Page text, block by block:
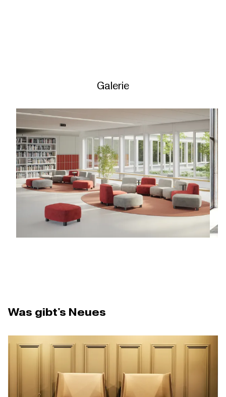
Galerie
Was gibt's Neues